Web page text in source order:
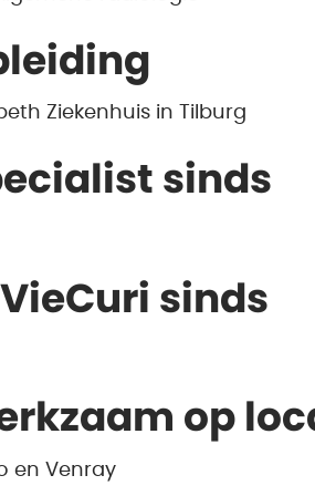
Ziekenhuis in Tilburg
sinds
VieCuri sinds
op
en Venray